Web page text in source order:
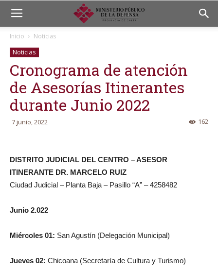
Inicio Noticias
Noticias
Cronograma de atención
de Asesorías Itinerantes
durante Junio 2022
7 junio, 2022 162
DISTRITO JUDICIAL DEL CENTRO – ASESOR
ITINERANTE DR. MARCELO RUIZ
Ciudad Judicial – Planta Baja – Pasillo “A” – 4258482
Junio 2.022
Miércoles 01: San Agustín (Delegación Municipal)
Jueves 02: Chicoana (Secretaría de Cultura y Turismo)